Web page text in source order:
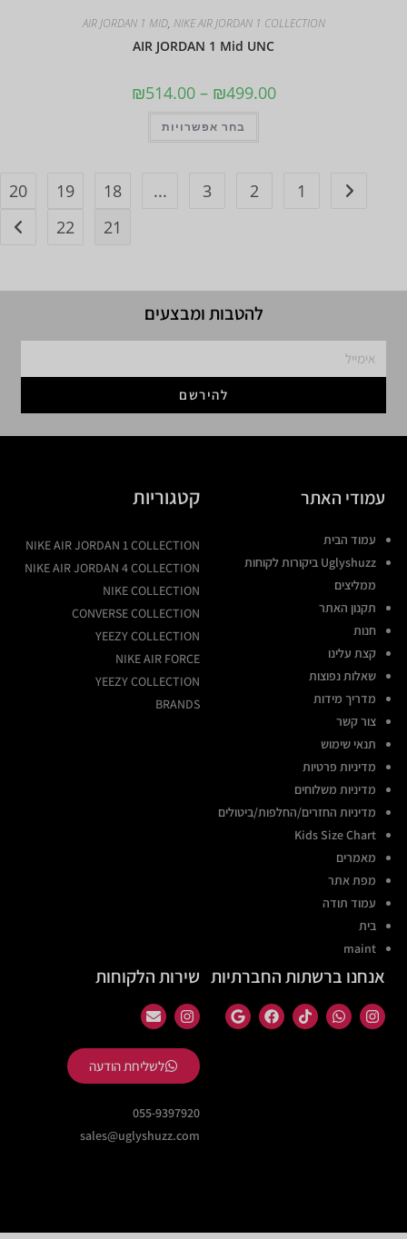
AIR JORDAN 1 MID, NIKE AIR JORDAN 1 COLLECTION
AIR JORDAN 1 Mid UNC
₪499.00
–
₪514.00
בחר אפשרויות
1
2
3
...
18
19
20
21
22
להטבות ומבצעים
להירשם
עמודי האתר
עמוד הבית
Uglyshuzz ביקורות לקוחות
ממליצים
תקנון האתר
חנות
קצת עלינו
שאלות נפוצות
מדריך מידות
צור קשר
תנאי שימוש
מדיניות פרטיות
מדיניות משלוחים
מדיניות החזרים/החלפות/ביטולים
Kids Size Chart
מאמרים
מפת אתר
עמוד תודה
בית
maint
קטגוריות
NIKE AIR JORDAN 1 COLLECTION
NIKE AIR JORDAN 4 COLLECTION
NIKE COLLECTION
CONVERSE COLLECTION
YEEZY COLLECTION
NIKE AIR FORCE
YEEZY COLLECTION
BRANDS
אנחנו ברשתות החברתיות שירות הלקוחות
לשליחת הודעה
055-9397920
sales@uglyshuzz.com